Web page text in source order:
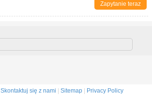
Zapytanie teraz
Skontaktuj się z nami Sitemap
Privacy Policy